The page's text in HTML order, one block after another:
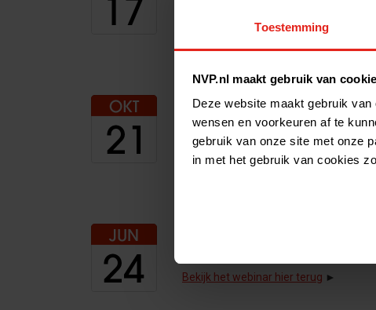
Toestemming
NVP.nl maakt gebruik van
Deze website maakt gebruik
wensen en voorkeuren af te
gebruik van onze site met onze
in met het gebruik van cookies
WAT TE DOEN MET
Opname beschikbaar op aanvraag
OPPORTUNITIES IN ESG
Bekijk het webinar hier terug ►